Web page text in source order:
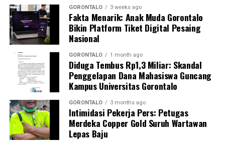
Selain skrining TBC, mahasiswa turut mendampingi
nakes Puskesmas Talaga Jaya dalam memberikan
pelayanan Cek Kesehatan Gratis (CKG), meliputi
pengukuran tekanan darah, cek kadar gula darah, dan
penapisan faktor risiko penyakit tidak menular (PTM)
sebagai upaya promotif-preventif.
Perwakilan DPL KKN-PK, Dr. dr. Vivien Novarina A.
Kasim, M.Kes., menegaskan bahwa keterlibatan
mahasiswa merupakan bentuk perwujudan Tri Dharma
Perguruan Tinggi dalam mengawal transformasi
layanan kesehatan primer.
GORONTALO 3 weeks ago
Fakta Menarik: Anak Muda Gorontalo
Bikin Platform Tiket Digital Pesaing
Nasional
GORONTALO 1 month ago
Diduga Tembus Rp1,3 Miliar: Skandal
Penggelapan Dana Mahasiswa Guncang
Kampus Universitas Gorontalo
GORONTALO 3 months ago
Intimidasi Pekerja Pers: Petugas
Merdeka Copper Gold Suruh Wartawan
Lepas Baju